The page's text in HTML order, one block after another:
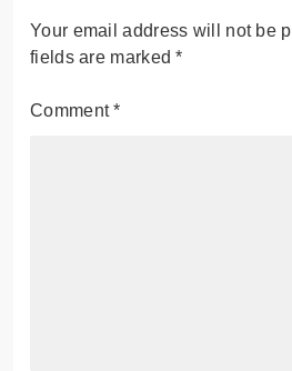
Your email address will not be
fields are marked*
Comment*